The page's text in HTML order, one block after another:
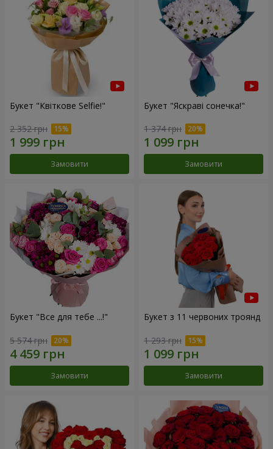
Букет "Квіткове Selfie!"
2 352 грн
Замовити
Букет "Яскраві сонечка!"
1 374 грн
Замовити
Букет "Все для тебе ...!"
5 574 грн
Замовити
Букет з 11 червоних троянд
1 293 грн
Замовити